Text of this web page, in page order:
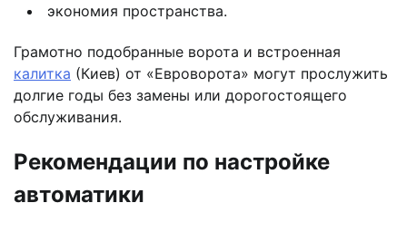
экономия пространства.
Грамотно подобранные ворота и встроенная
калитка (Киев) от «Евроворота» могут прослужить
долгие годы без замены или дорогостоящего
обслуживания.
Рекомендации по настройке
автоматики